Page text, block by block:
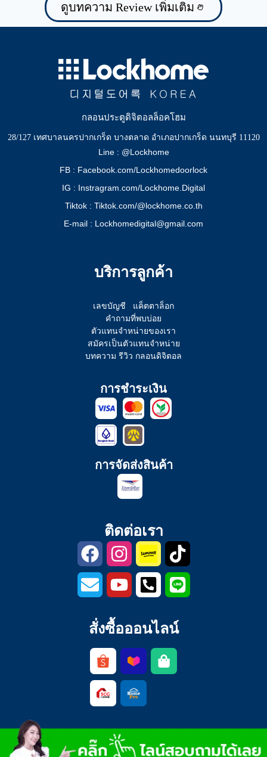
ดูบทความ Review เพิ่มเติม
กลอนประตูดิจิตอลล็อคโฮม
28/127 เทศบาลนครปากเกร็ด บางตลาด อำเภอปากเกร็ด นนทบุรี 11120
Line : @Lockhome
FB : Facebook.com/Lockhomedoorlock
IG : Instragram.com/Lockhome.Digital
Tiktok : Tiktok.com/@lockhome.co.th
E-mail : Lockhomedigital@gmail.com
บริการลูกค้า
เลขบัญชี
แค็ตตาล็อก
คำถามที่พบบ่อย
ตัวแทนจำหน่ายของเรา
สมัครเป็นตัวแทนจำหน่าย
บทความ รีวิว กลอนดิจิตอล
การชำระเงิน
การจัดส่งสินค้า
ติดต่อเรา
สั่งซื้อออนไลน์